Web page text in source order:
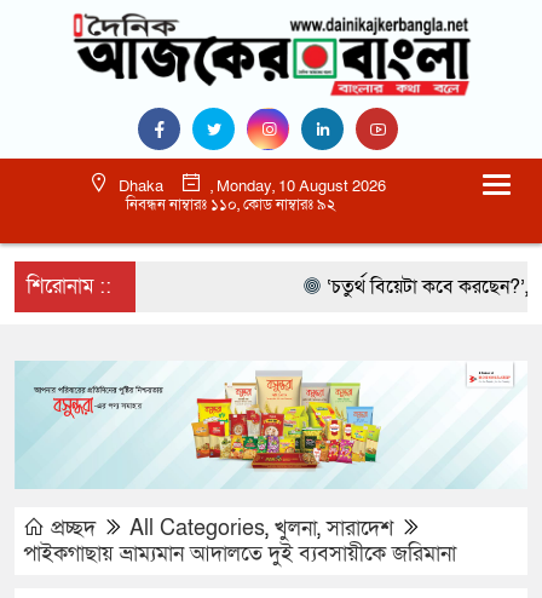
Dhaka
, Monday, 10 August 2026
নিবন্ধন নাম্বারঃ ১১০, কোড নাম্বারঃ ৯২
শিরোনাম :: ‘চতুর্থ বিয়েটা কবে করছেন?’,
প্রচ্ছদ All Categories, খুলনা,সারাদেশ
পাইকগাছায় ভ্রাম্যমান আদালতে দুই ব্যবসায়ীকে জরিমানা